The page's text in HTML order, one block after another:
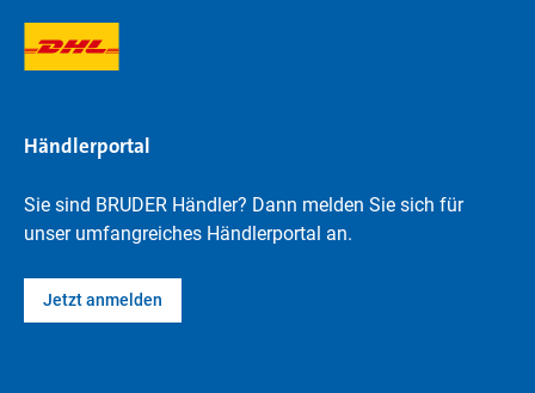
Händlerportal
Sie sind BRUDER Händler? Dann melden Sie sich für
unser umfangreiches Händlerportal an.
Jetzt anmelden